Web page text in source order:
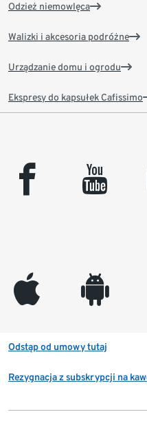
Odzież niemowlęca
Walizki i akcesoria podróżne
Urządzanie domu i ogrodu
Ekspresy do kapsułek Cafissimo
facebook youtube
appleinc android
Odstąp od umowy tutaj
Rezygnacja z subskrypcji na